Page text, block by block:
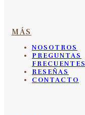
MÁS
NOSOTROS
PREGUNTAS
FRECUENTES
RESEÑAS
CONTACTO